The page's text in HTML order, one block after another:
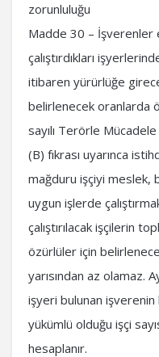
zorunluluğu
Madde 30 – İşverenler
çalıştırdıkları
itibaren yürürlüğe
belirlenecek oranlarda
sayılı Terörle
(B) fıkrası uyarınca
mağduru işçiyi meslek,
uygun işlerde
çalıştırılacak işçilerin
özürlüler için
yarısından az olamaz.
işyeri bulunan işverenin
yükümlü olduğu işçi
hesaplanır.